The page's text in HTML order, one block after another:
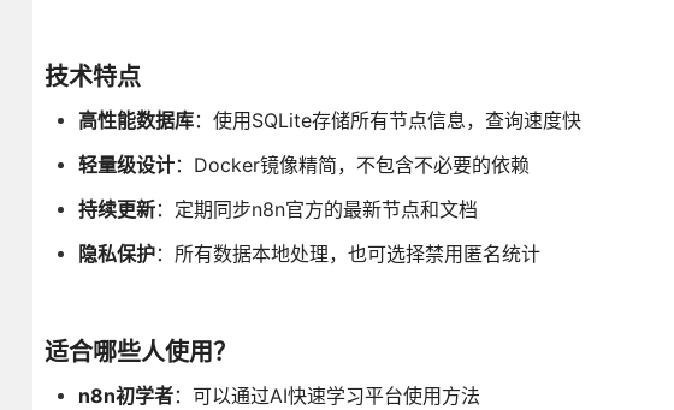
技术特点
高性能数据库：使用SQLite存储所有节点信息，查询速度快
轻量级设计：Docker镜像精简，不包含不必要的依赖
持续更新：定期同步n8n官方的最新节点和文档
隐私保护：所有数据本地处理，也可选择禁用匿名统计
适合哪些人使用？
n8n初学者：可以通过AI快速学习平台使用方法